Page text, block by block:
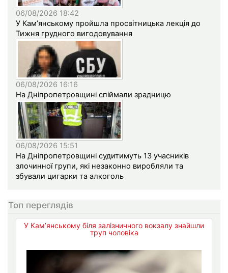
06/08/2026 18:42
У Кам’янському пройшла просвітницька лекція до
Тижня грудного вигодовування
06/08/2026 16:16
На Дніпропетровщині спіймали зрадницю
06/08/2026 15:51
На Дніпропетровщині судитимуть 13 учасників
злочинної групи, які незаконно виробляли та
збували цигарки та алкоголь
Топ переглядів
У Кам’янському біля залізничного вокзалу знайшли
труп чоловіка